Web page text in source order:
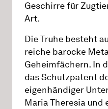
Geschirre für
Art.
Die Truhe besteht
reiche barocke
Geheimfächern. In
das Schutzpatent
eigenhändiger
Maria Theresia und